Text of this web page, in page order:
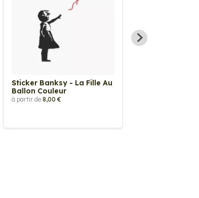
Sticker Banksy - La Fille Au
Ballon Couleur
à partir de 8,00 €